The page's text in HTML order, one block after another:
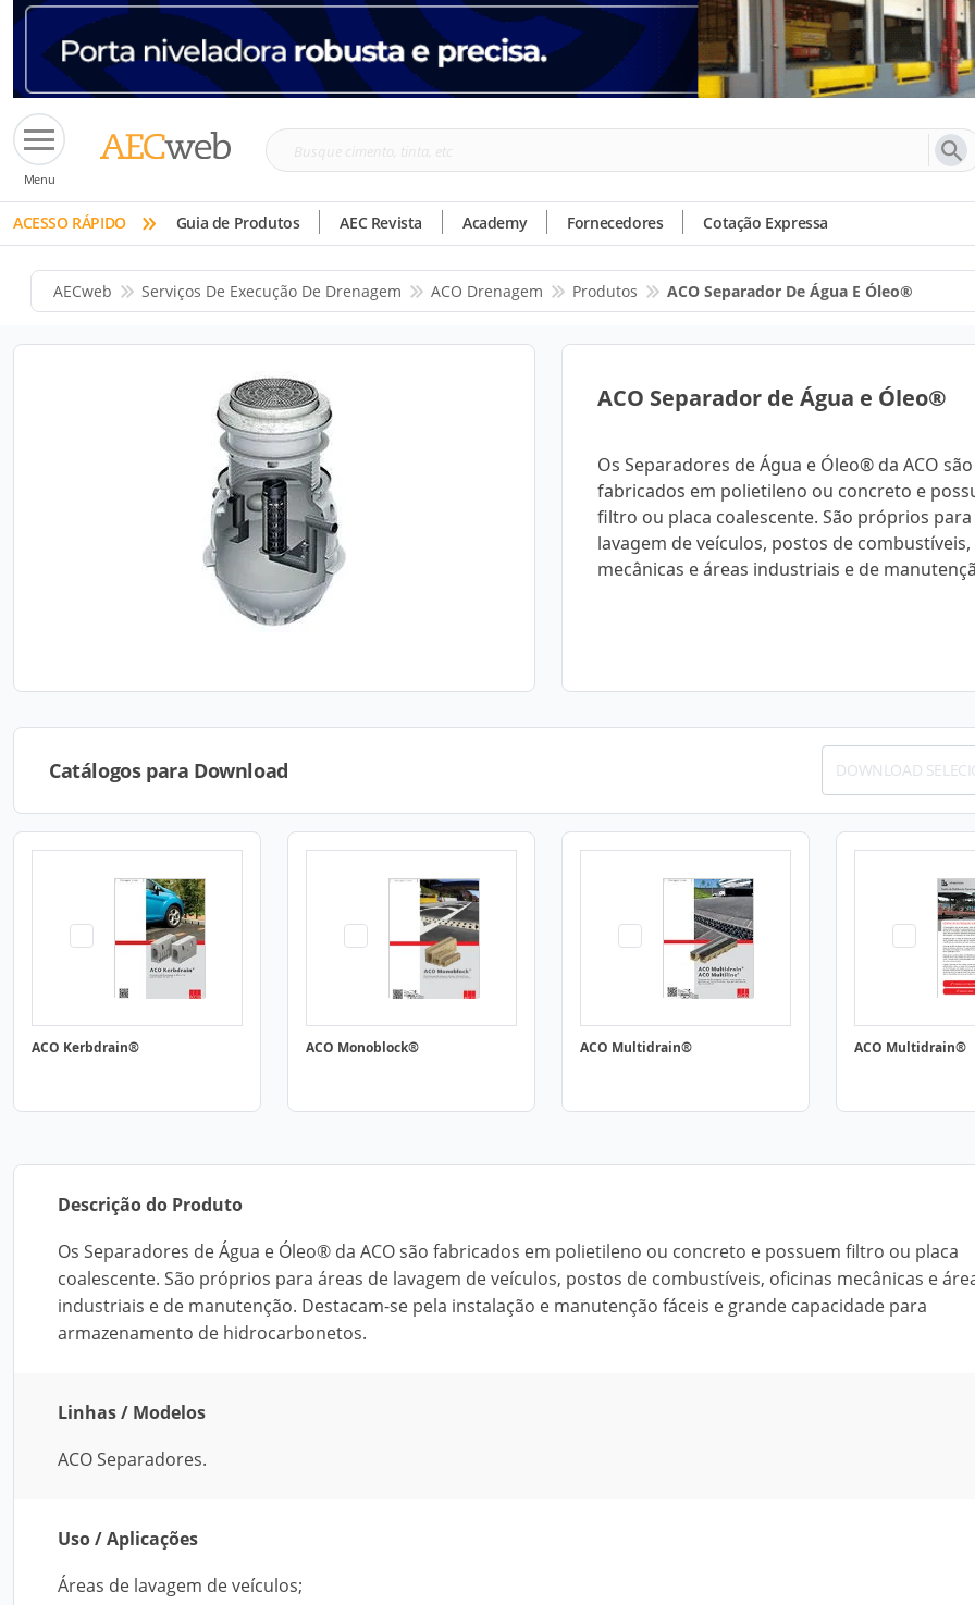
Menu
Busque
tinta,
etc
ACESSO RÁPIDO » Guia de Produtos AEC Revista Academy Fornecedores Cotação Expressa
AECweb Serviços De Execução De Drenagem ACO Drenagem Produtos ACO Separador De Água E Óleo®
ACO Separador de Água e Óleo®
Os Separadores de Água e Óleo® da ACO são
fabricados em polietileno ou concreto e
filtro ou placa coalescente. São próprios
lavagem de veículos, postos de
mecânicas e áreas industriais e de
Catálogos para Download DOWNLOAD
ACO Kerbdrain® ACO Monoblock® ACO Multidrain® ACO Multidrain®
Descrição do Produto
Os Separadores de Água e Óleo® da ACO são fabricados em polietileno ou concreto e possuem filtro ou placa
coalescente. São próprios para áreas de lavagem de veículos, postos de combustíveis, oficinas mecânicas e
industriais e de manutenção. Destacam-se pela instalação e manutenção fáceis e grande capacidade para
armazenamento de hidrocarbonetos.
Linhas / Modelos
ACO Separadores.
Uso / Aplicações
Áreas de lavagem de veículos;